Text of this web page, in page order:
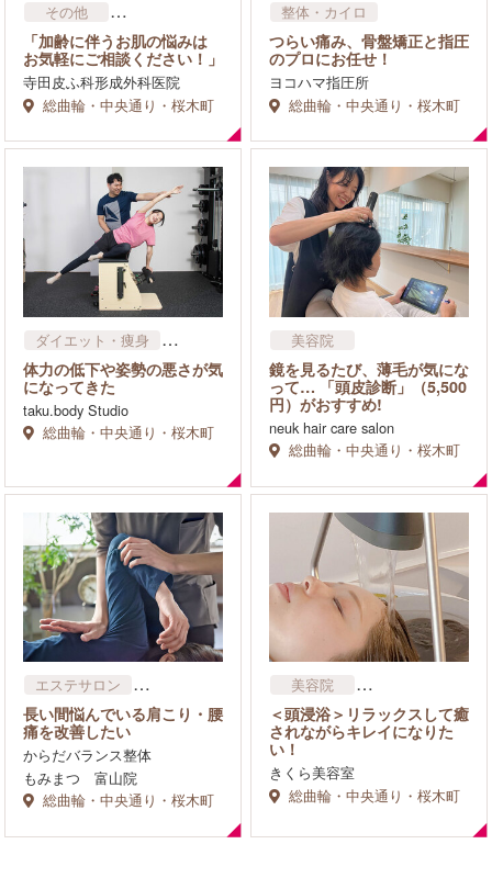
その他
フェイシャル
「加齢に伴うお肌の悩みは
お気軽にご相談ください！」
寺田皮ふ科形成外科医院
総曲輪・中央通り・桜木町
整体・カイロ
つらい痛み、骨盤矯正と指圧
のプロにお任せ！
ヨコハマ指圧所
総曲輪・中央通り・桜木町
ダイエット・痩身
その他
体力の低下や姿勢の悪さが気
になってきた
taku.body Studio
総曲輪・中央通り・桜木町
美容院
鏡を見るたび、薄毛が気にな
って… 「頭皮診断」（5,500
円）がおすすめ!
neuk hair care salon
総曲輪・中央通り・桜木町
エステサロン
ダイエット・痩身
リラクゼーション・マッサ
ージ
整体・カイロ
長い間悩んでいる肩こり・腰
痛を改善したい
からだバランス整体
もみまつ 富山院
総曲輪・中央通り・桜木町
美容院
まつげサロン
エステサロン
岩盤・ゲルマ
リラクゼーション・マッサ
ージ
整体・カイロ
その他
＜頭浸浴＞リラックスして癒
されながらキレイになりた
い！
きくら美容室
総曲輪・中央通り・桜木町